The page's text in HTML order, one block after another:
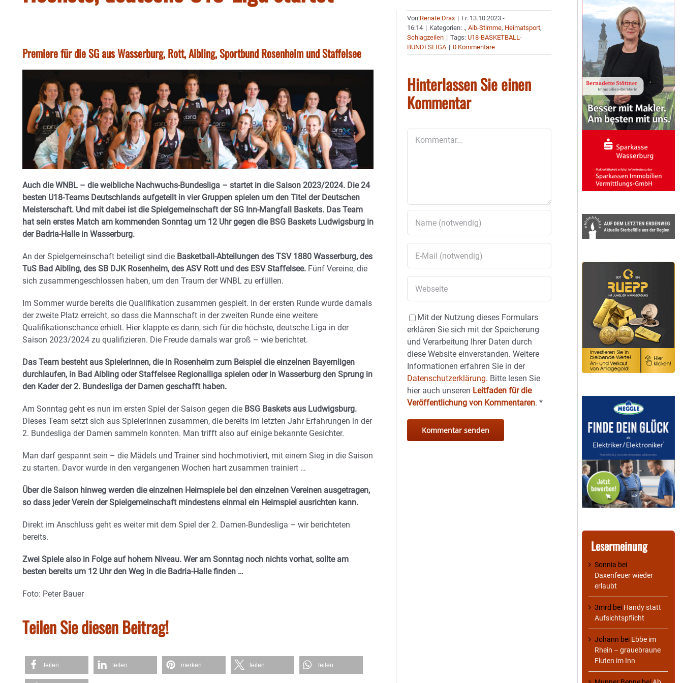
Premiere für die SG aus Wasserburg, Rott, Aibling, Sportbund Rosenheim und Staffelsee
Auch die WNBL – die weibliche Nachwuchs-Bundesliga – startet in die Saison 2023/2024. Die 24
besten U18-Teams Deutschlands aufgeteilt in vier Gruppen spielen um den Titel der Deutschen
Meisterschaft. Und mit dabei ist die Spielgemeinschaft der SG Inn-Mangfall Baskets. Das Team
hat sein erstes Match am kommenden Sonntag um 12 Uhr gegen die BSG Baskets Ludwigsburg in
der Badria-Halle in Wasserburg.
An der Spielgemeinschaft beteiligt sind die Basketball-Abteilungen des TSV 1880 Wasserburg, des
TuS Bad Aibling, des SB DJK Rosenheim, des ASV Rott und des ESV Staffelsee. Fünf Vereine, die
sich zusammengeschlossen haben, um den Traum der WNBL zu erfüllen.
Im Sommer wurde bereits die Qualifikation zusammen gespielt. In der ersten Runde wurde damals
der zweite Platz erreicht, so dass die Mannschaft in der zweiten Runde eine weitere
Qualifikationschance erhielt. Hier klappte es dann, sich für die höchste, deutsche Liga in der
Saison 2023/2024 zu qualifizieren. Die Freude damals war groß – wie berichtet.
Das Team besteht aus Spielerinnen, die in Rosenheim zum Beispiel die einzelnen Bayernligen
durchlaufen, in Bad Aibling oder Staffelsee Regionalliga spielen oder in Wasserburg den Sprung in
den Kader der 2. Bundesliga der Damen geschafft haben.
Am Sonntag geht es nun im ersten Spiel der Saison gegen die BSG Baskets aus Ludwigsburg.
Dieses Team setzt sich aus Spielerinnen zusammen, die bereits im letzten Jahr Erfahrungen in der
2. Bundesliga der Damen sammeln konnten. Man trifft also auf einige bekannte Gesichter.
Man darf gespannt sein – die Mädels und Trainer sind hochmotiviert, mit einem Sieg in die Saison
zu starten. Davor wurde in den vergangenen Wochen hart zusammen trainiert …
Über die Saison hinweg werden die einzelnen Heimspiele bei den einzelnen Vereinen ausgetragen,
so dass jeder Verein der Spielgemeinschaft mindestens einmal ein Heimspiel ausrichten kann.
Direkt im Anschluss geht es weiter mit dem Spiel der 2. Damen-Bundesliga – wir berichteten
bereits.
Zwei Spiele also in Folge auf hohem Niveau. Wer am Sonntag noch nichts vorhat, sollte am
besten bereits um 12 Uhr den Weg in die Badria-Halle finden …
Foto: Peter Bauer
Teilen Sie diesen Beitrag!
teilen teilen merken teilen teilen
Von Renate Drax | Fr. 13.10.2023 -
16:14 | Kategorien: .,Aib-Stimme, Heimatsport,
Schlagzeilen | Tags:U18-BASKETBALL-
BUNDESLIGA | 0 Kommentare
Hinterlassen Sie einen
Kommentar
Mit der Nutzung dieses Formulars
erklären Sie sich mit der Speicherung
und Verarbeitung Ihrer Daten durch
diese Website einverstanden. Weitere
Informationen erfahren Sie in der
Datenschutzerklärung. Bitte lesen Sie
hier auch unseren Leitfaden für die
Veröffentlichung von Kommentaren.*
Lesermeinung
Sonnia bei
Daxenfeuer wieder
erlaubt
3mrd bei Handy statt
Aufsichtspflicht
Johann bei Ebbe im
Rhein – grauebraune
Fluten im Inn